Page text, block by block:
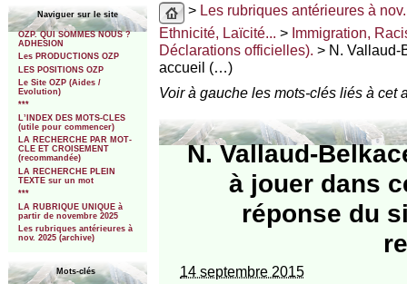
Naviguer sur le site
OZP. QUI SOMMES NOUS ?
ADHESION
Les PRODUCTIONS OZP
LES POSITIONS OZP
Le Site OZP (Aides /
Evolution)
***
L’INDEX DES MOTS-CLES
(utile pour commencer)
LA RECHERCHE PAR MOT-
CLE ET CROISEMENT
(recommandée)
LA RECHERCHE PLEIN
TEXTE sur un mot
***
LA RUBRIQUE UNIQUE à
partir de novembre 2025
Les rubriques antérieures à
nov. 2025 (archive)
Mots-clés
> Les rubriques antérieures à
Ethnicité, Laïcité... > Immigration,
Déclarations officielles). > N. Vallaud-
accueil (…)
Voir à gauche les mots-clés liés à cet
N. Vallaud-
à jouer dans
réponse du
14 septembre 2015